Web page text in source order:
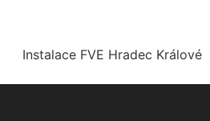
Instalace FVE Hradec Králové